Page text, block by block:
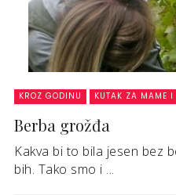
KROZ GODINU KUTAK ZA MAME I
Berba grožđa
Kakva bi to bila jesen bez
bih. Tako smo i ...